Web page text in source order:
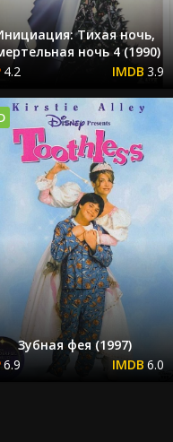
Тихая ночь,
ночь 4 (1990)
4.2
3.9
Зубная фея (1997)
6.9
6.0